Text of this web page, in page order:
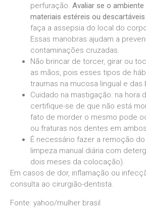
perfuração. Avaliar se o
materiais estéreis ou descartáveis
faça a assepsia do local do
Essas manobras ajudam a
contaminações cruzadas.
Não brincar de torcer, girar ou
as mãos, pois esses tipos de
traumas na mucosa lingual e das
Cuidado na mastigação: na hora
certifique-se de que não está
fato de morder o mesmo pode
ou fraturas nos dentes em
É necessário fazer a remoção
limpeza manual diária com
dois meses da colocação).
Em casos de dor, inflamação ou
consulta ao cirurgião-dentista.
Fonte: yahoo/mulher brasil